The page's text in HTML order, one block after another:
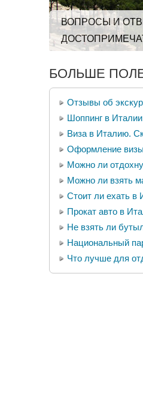
ВОПРОСЫ И
БОЛЬШЕ
Отзывы об
Шоппинг в
Виза в Италию.
Оформление
Можно ли
Можно ли взять
Стоит ли ехать в
Прокат авто в
Не взять ли
Национальный
Что лучше для